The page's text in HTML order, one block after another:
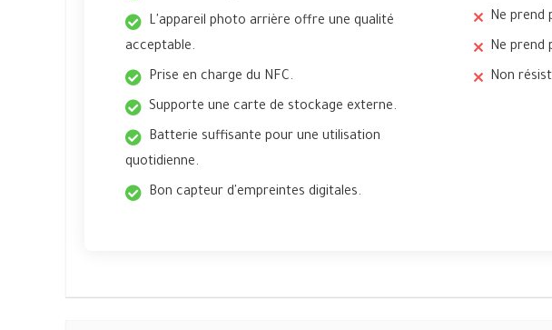
L'appareil photo arrière offre une qualité
acceptable.
Prise en charge du NFC.
Supporte une carte de stockage externe.
Batterie suffisante pour une utilisation
quotidienne.
Bon capteur d'empreintes digitales.
Ne prend
Ne prend
Non